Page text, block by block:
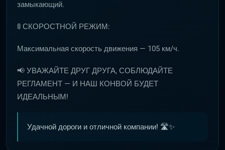
замыкающий.
🚦 СКОРОСТНОЙ РЕЖИМ:
Максимальная скорость движения — 105 км/ч.
📢 УВАЖАЙТЕ ДРУГ ДРУГА, СОБЛЮДАЙТЕ
РЕГЛАМЕНТ — И НАШ КОНВОЙ БУДЕТ
ИДЕАЛЬНЫМ!
Удачной дороги и отличной компании! 🛣️✨